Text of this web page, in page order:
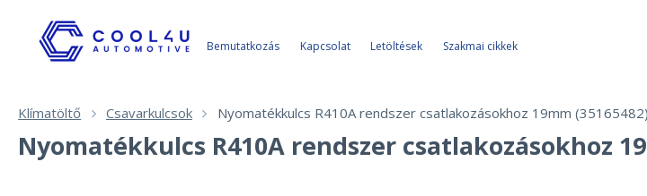
Bemutatkozás Kapcsolat Letöltések Szakmai cikkek
Klímatöltő Csavarkulcsok Nyomatékkulcs R410A rendszer csatlakozásokhoz 19mm (35165482)
Nyomatékkulcs R410A rendszer csatlakozásokhoz